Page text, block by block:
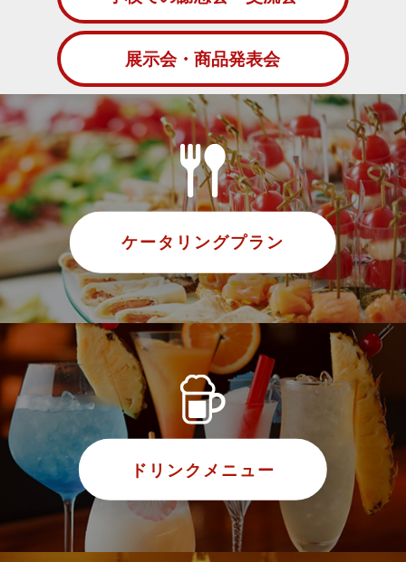
展示会・商品発表会
ケータリングプラン
ドリンクメニュー